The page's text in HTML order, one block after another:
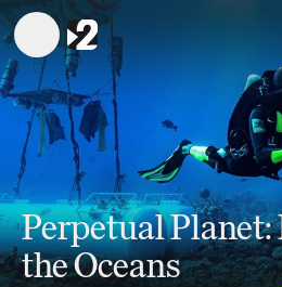
Perpetual Planet:
the Oceans